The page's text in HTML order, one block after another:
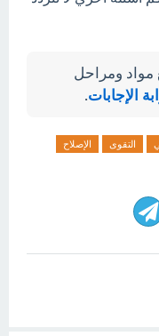
مواد ومراحل
الإجابات.
التقوى
الإصلاح